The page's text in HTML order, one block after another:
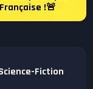
!🚨
Fiction